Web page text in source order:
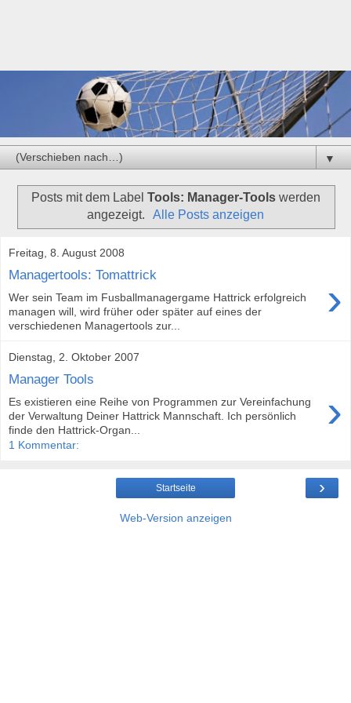
▼
Posts mit dem Label Tools: Manager-Toolswerden
angezeigt.
Alle Posts anzeigen
Freitag, 8. August 2008
Managertools: Tomattrick ›
Wer sein Team im Fusballmanagergame Hattrick erfolgreich
managen will, wird früher oder später auf eines der
verschiedenen Managertools zur...
Dienstag, 2. Oktober 2007
Manager Tools
›
Es existieren eine Reihe von Programmen zur Vereinfachung
der Verwaltung Deiner Hattrick Mannschaft. Ich persönlich
finde den Hattrick-Organ...
1 Kommentar:
›
Startseite
Web-Version anzeigen